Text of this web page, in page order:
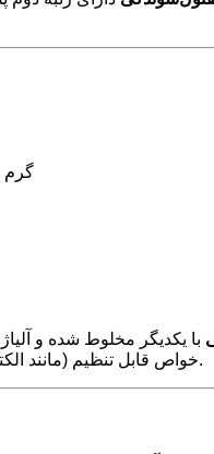
10.5
با یکدیگر مخلوط شده و
خواص قابل تنظیم (مانند الکتروم، مورد استفاده در کنتاکت‌های الکتریکی) را فراهم می‌کند.